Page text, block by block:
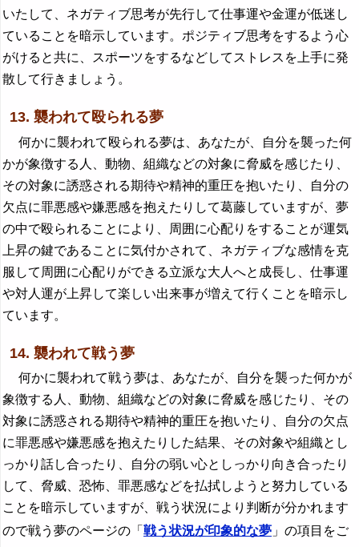
いたして、ネガティブ思考が先行して仕事運や金運が低迷し
ていることを暗示しています。ポジティブ思考をするよう心
がけると共に、スポーツをするなどしてストレスを上手に発
散して行きましょう。
13. 襲われて殴られる夢
何かに襲われて殴られる夢は、あなたが、自分を襲った何
かが象徴する人、動物、組織などの対象に脅威を感じたり、
その対象に誘惑される期待や精神的重圧を抱いたり、自分の
欠点に罪悪感や嫌悪感を抱えたりして葛藤していますが、夢
の中で殴られることにより、周囲に心配りをすることが運気
上昇の鍵であることに気付かされて、ネガティブな感情を克
服して周囲に心配りができる立派な大人へと成長し、仕事運
や対人運が上昇して楽しい出来事が増えて行くことを暗示し
ています。
14. 襲われて戦う夢
何かに襲われて戦う夢は、あなたが、自分を襲った何かが
象徴する人、動物、組織などの対象に脅威を感じたり、その
対象に誘惑される期待や精神的重圧を抱いたり、自分の欠点
に罪悪感や嫌悪感を抱えたりした結果、その対象や組織とし
っかり話し合ったり、自分の弱い心としっかり向き合ったり
して、脅威、恐怖、罪悪感などを払拭しようと努力している
ことを暗示していますが、戦う状況により判断が分かれます
ので戦う夢のページの「 戦う状況が印象的な夢 」の項目をご